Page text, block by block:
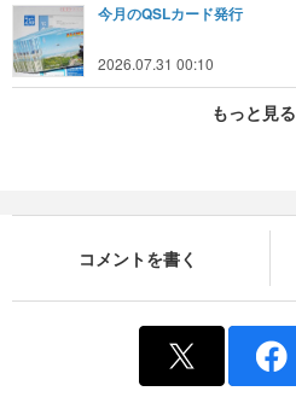
今月のQSLカード発行
2026.07.31 00:10
もっと見る
コメントを書く